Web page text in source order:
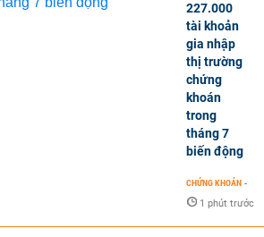
227.000
tài khoản
gia nhập
thị trường
chứng
khoán
trong
tháng 7
biến động
CHỨNG KHOÁN -
1 phút trước